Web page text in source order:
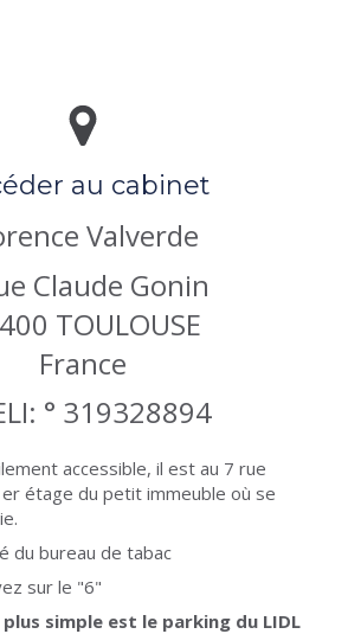
au cabinet
Valverde
Claude Gonin
TOULOUSE
France
° 319328894
accessible, il est au 7 rue
étage du petit immeuble où se
du bureau de tabac
sur le "6"
simple est le parking du LIDL